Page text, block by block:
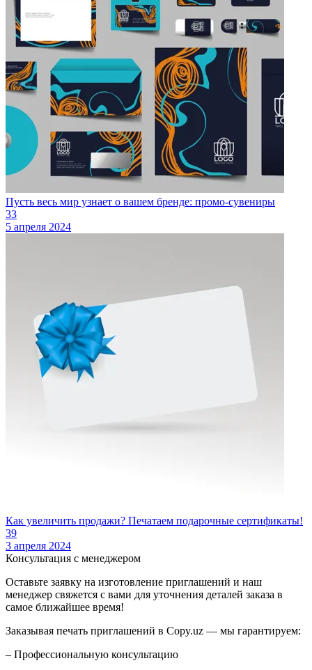
Пусть весь мир узнает о вашем бренде: промо-сувениры
33
5 апреля 2024
Как увеличить продажи? Печатаем подарочные сертификаты!
39
3 апреля 2024
Консультация с менеджером
Оставьте заявку на изготовление приглашений и наш
менеджер свяжется с вами для уточнения деталей заказа в
самое ближайшее время!
Заказывая печать приглашений в Copy.uz — мы гарантируем:
– Профессиональную консультацию